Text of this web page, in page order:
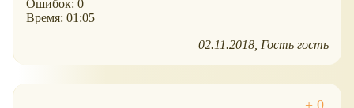
Ошибок: 0
Время: 01:05
02.11.2018 Гость гость